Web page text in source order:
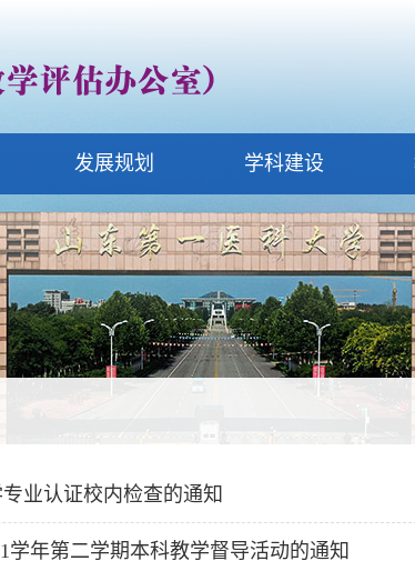
发展规划 学科建设
业认证校内检查的通知
学年第二学期本科教学督导活动的通知